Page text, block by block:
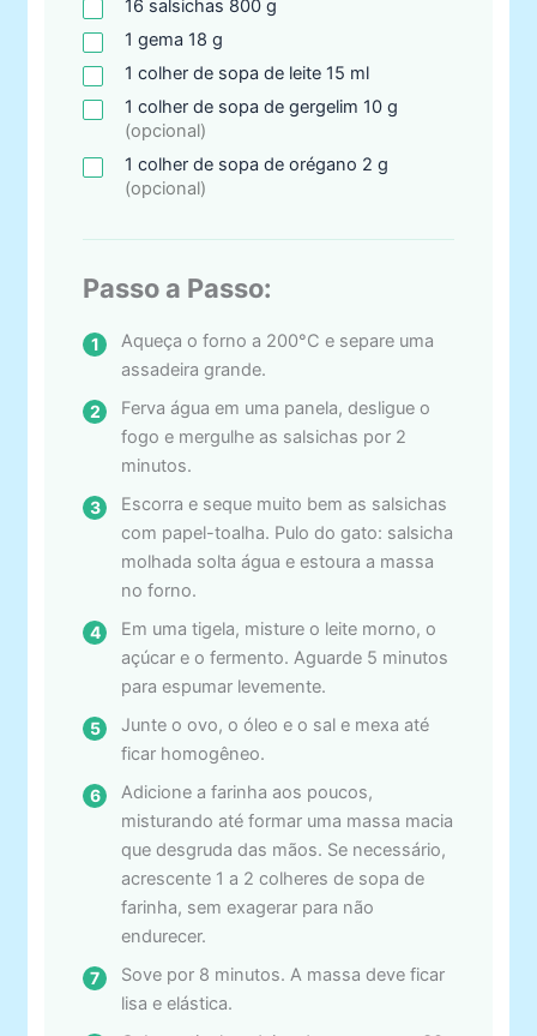
16 salsichas 800 g
1 gema 18 g
1 colher de sopa de leite 15 ml
1 colher de sopa de gergelim 10 g
(opcional)
1 colher de sopa de orégano 2 g
(opcional)
Passo a Passo:
Aqueça o forno a 200°C e separe uma
assadeira grande.
Ferva água em uma panela, desligue o
fogo e mergulhe as salsichas por 2
minutos.
Escorra e seque muito bem as salsichas
com papel-toalha. Pulo do gato: salsicha
molhada solta água e estoura a massa
no forno.
Em uma tigela, misture o leite morno, o
açúcar e o fermento. Aguarde 5 minutos
para espumar levemente.
Junte o ovo, o óleo e o sal e mexa até
ficar homogêneo.
Adicione a farinha aos poucos,
misturando até formar uma massa macia
que desgruda das mãos. Se necessário,
acrescente 1 a 2 colheres de sopa de
farinha, sem exagerar para não
endurecer.
Sove por 8 minutos. A massa deve ficar
lisa e elástica.